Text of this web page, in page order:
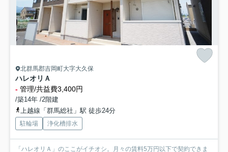
北群馬郡吉岡町大字大久保
ハレオリＡ
- 管理/共益費3,400円
/築14年 /2階建
上越線「群馬総社」駅 徒歩24分
駐輪場 浄化槽排水
「ハレオリＡ」のここがイチオシ。月々の賃料5万円以下で契約できま